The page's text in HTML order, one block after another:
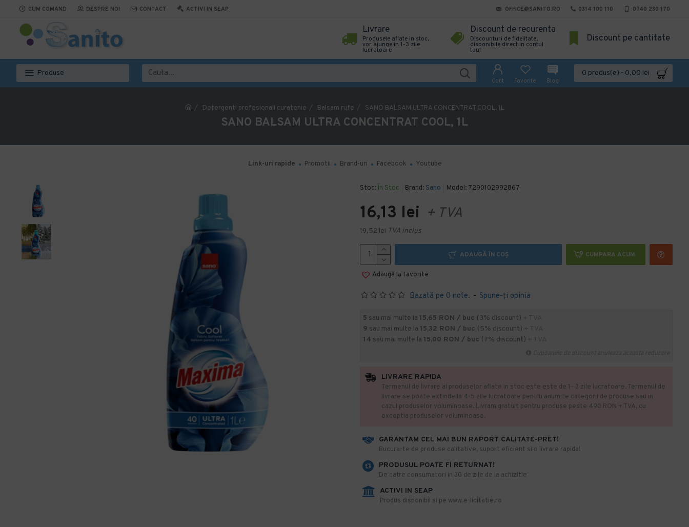
CUM COMAND DESPRE NOI CONTACT ACTIVI IN SEAP OFFICE@SANITO.RO 0314 100 110 0740 230 170
Livrare
Produsele aflate in stoc,
vor ajunge in 1-3 zile
lucratoare
Discount de recurenta
Discounturi de fidelitate,
disponibile direct in contul
tau!
Discount pe cantitate
Produse
Cont Favorite Blog
0 produs(e) - 0,00 lei
Detergenti profesionali curatenie Balsam rufe SANO BALSAM ULTRA CONCENTRAT COOL, 1L
SANO BALSAM ULTRA CONCENTRAT COOL, 1L
Link-uri rapide Promotii Brand-uri Facebook Youtube
Stoc: În Stoc Brand: Sano Model: 7290102992867
Bazată pe 0 note. - Spune-ţi opinia
16,13 lei + TVA
19,52 lei TVA inclus
ADAUGĂ ÎN COŞ CUMPARA ACUM
Adaugă la favorite
5 sau mai multe la 15,65 RON / buc (3% discount)
9 sau mai multe la 15,32 RON / buc (5% discount)
14 sau mai multe la 15,00 RON / buc (7% discount)
GARANTAM CEL MAI BUN RAPORT CALITATE-PRET!
​Bucura-te de produse calitative, suport eficient si o livrare rapida!
PRODUSUL POATE FI RETURNAT!
De catre consumatori in 30 de zile de la achizitie
ACTIVI IN SEAP
Produs disponibil si pe www.e-licitatie.ro
LIVRARE RAPIDA
Termenul de livrare al produselor aflate in stoc este este de 1- 3 zile lucratoare. Termenul de
livrare se poate extinde la 4-5 zile lucratoare pentru anumite categorii de produse sau in
cazul produselor voluminoase. Livram gratuit pentru produse peste 490 RON + TVA, cu
exceptia produselor voluminoase.